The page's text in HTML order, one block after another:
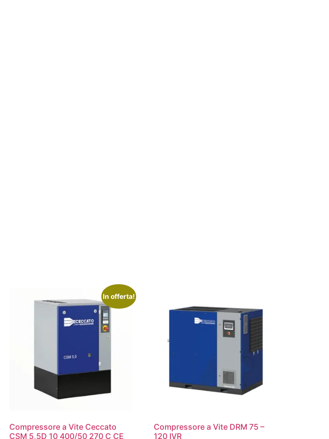
In offerta!
Compressore a Vite Ceccato
CSM 5,5D 10 400/50 270 C CE
Compressore a Vite DRM 75 –
120 IVR